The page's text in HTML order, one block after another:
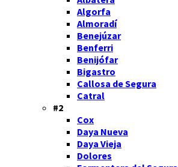
Algorfa
Almoradí
Benejúzar
Benferri
Benijófar
Bigastro
Callosa de Segura
Catral
#2
Cox
Daya Nueva
Daya Vieja
Dolores